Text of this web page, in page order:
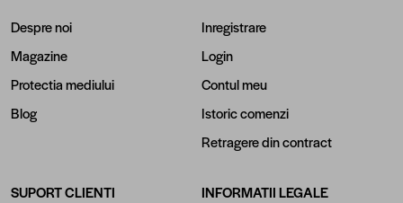
Despre noi
Magazine
Protectia mediului
Blog
Inregistrare
Login
Contul meu
Istoric comenzi
Retragere din contract
SUPORT CLIENTI
INFORMATII LEGALE